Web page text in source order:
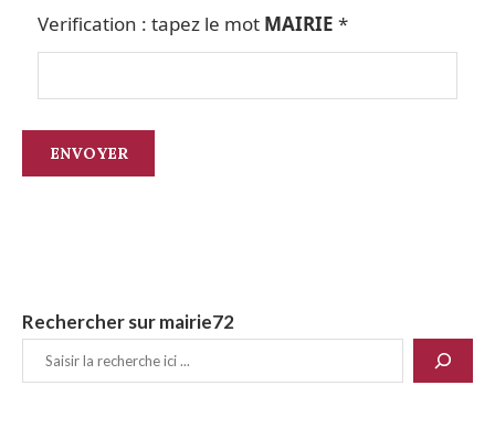
Verification : tapez le mot MAIRIE *
Rechercher sur mairie72